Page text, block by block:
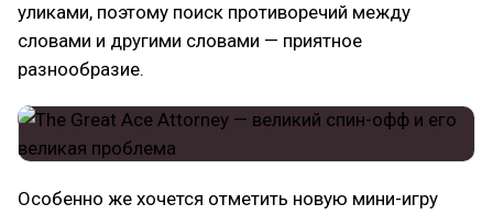
уликами, поэтому поиск противоречий между
словами и другими словами — приятное
разнообразие.
Особенно же хочется отметить новую мини-игру